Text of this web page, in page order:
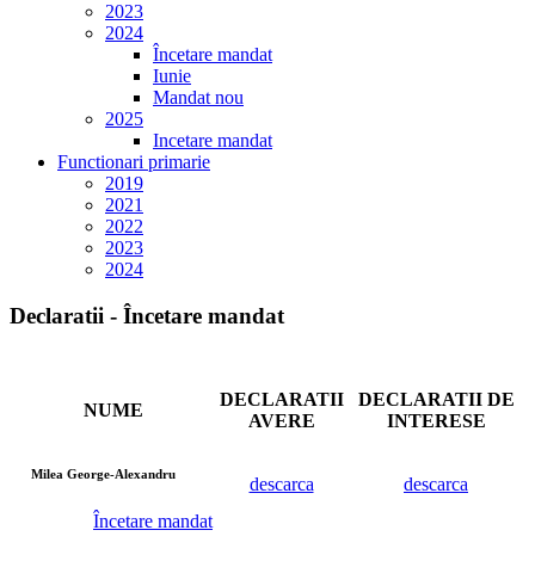
2023
2024
Încetare mandat
Iunie
Mandat nou
2025
Incetare mandat
Functionari primarie
2019
2021
2022
2023
2024
Declaratii - Încetare mandat
NUME
DECLARATII
AVERE
DECLARATII DE
INTERESE
Milea George-Alexandru
Încetare mandat
descarca descarca